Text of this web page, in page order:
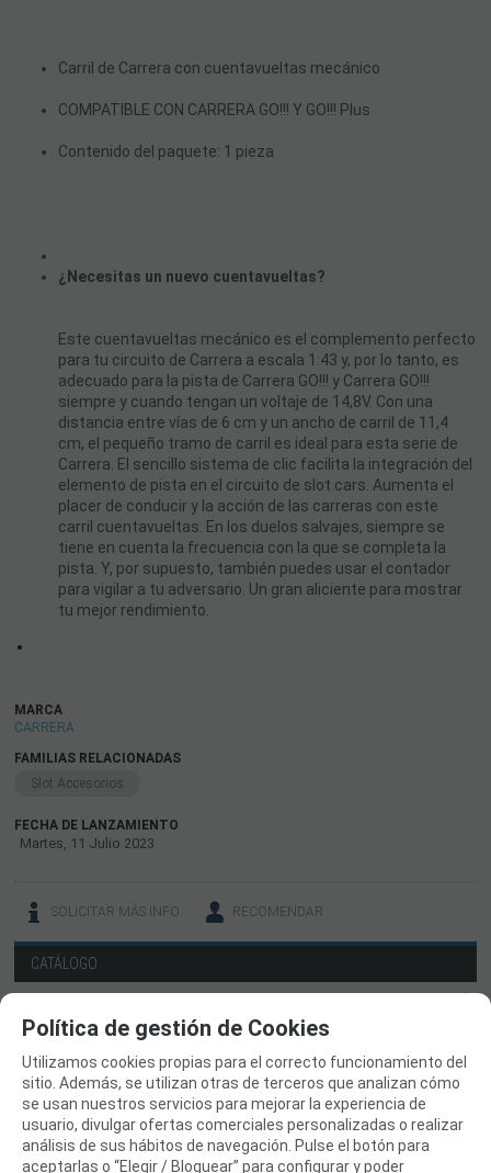
Carril de Carrera con cuentavueltas mecánico
COMPATIBLE CON CARRERA GO!!! Y GO!!! Plus
Contenido del paquete: 1 pieza
¿Necesitas un nuevo cuentavueltas?
Este cuentavueltas mecánico es el complemento perfecto
para tu circuito de Carrera a escala 1:43 y, por lo tanto, es
adecuado para la pista de Carrera GO!!! y Carrera GO!!!
siempre y cuando tengan un voltaje de 14,8V. Con una
distancia entre vías de 6 cm y un ancho de carril de 11,4
cm, el pequeño tramo de carril es ideal para esta serie de
Carrera. El sencillo sistema de clic facilita la integración del
elemento de pista en el circuito de slot cars. Aumenta el
placer de conducir y la acción de las carreras con este
carril cuentavueltas. En los duelos salvajes, siempre se
tiene en cuenta la frecuencia con la que se completa la
pista. Y, por supuesto, también puedes usar el contador
para vigilar a tu adversario. Un gran aliciente para mostrar
tu mejor rendimiento.
MARCA
CARRERA
FAMILIAS RELACIONADAS
Slot Accesorios
FECHA DE LANZAMIENTO
Martes, 11 Julio 2023
SOLICITAR MÁS INFO RECOMENDAR
CATÁLOGO
OUTLET LIQUIDACION
DRONES Y FPV
AVIONES RC
COCHES RC
Política de gestión de Cookies
Utilizamos cookies propias para el correcto funcionamiento del
sitio. Además, se utilizan otras de terceros que analizan cómo
se usan nuestros servicios para mejorar la experiencia de
usuario, divulgar ofertas comerciales personalizadas o realizar
análisis de sus hábitos de navegación. Pulse el botón para
aceptarlas o “Elegir / Bloquear” para configurar y poder